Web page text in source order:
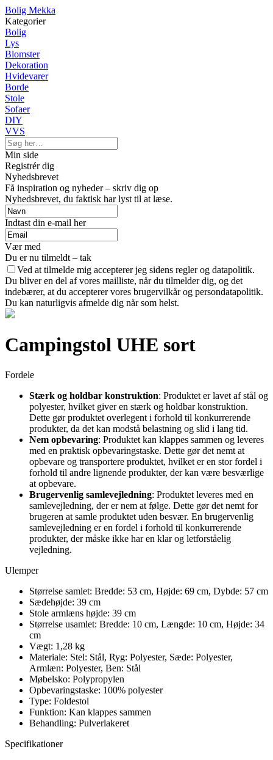
Bolig Mekka
Kategorier
Bolig
Lys
Blomster
Dekoration
Hvidevarer
Borde
Stole
Sofaer
DIY
VVS
Min side
Registrér dig
Nyhedsbrevet
Få inspiration og nyheder – skriv dig op
Nyhedsbrevet, du faktisk har lyst til at læse.
Indtast din e-mail her
Vær med
Du er nu tilmeldt – tak
Ved at tilmelde mig accepterer jeg sidens regler og datapolitik.
Du bliver en del af vores mailliste, når du tilmelder dig, og det
indebærer, at du accepterer vores brugervilkår og persondatapolitik.
Du kan naturligvis afmelde dig når som helst.
Campingstol UHE sort
Fordele
Stærk og holdbar konstruktion: Produktet er lavet af stål og
polyester, hvilket giver en stærk og holdbar konstruktion.
Dette gør produktet overlegent i forhold til konkurrerende
produkter, da det kan modstå belastning og slid i lang tid.
Nem opbevaring: Produktet kan klappes sammen og leveres
med en praktisk opbevaringstaske. Dette gør det nemt at
opbevare og transportere produktet, hvilket er en stor fordel i
forhold til andre lignende produkter, der kan være besværlige
at opbevare.
Brugervenlig samlevejledning: Produktet leveres med en
samlevejledning, der er nem at følge. Dette gør det nemt for
brugeren at samle produktet uden besvær. En brugervenlig
samlevejledning er en fordel i forhold til konkurrerende
produkter, der måske ikke har en klar og letforståelig
vejledning.
Ulemper
Størrelse samlet: Bredde: 53 cm, Højde: 69 cm, Dybde: 57 cm
Sædehøjde: 39 cm
Stole armlæns højde: 39 cm
Størrelse usamlet: Bredde: 10 cm, Længde: 10 cm, Højde: 34
cm
Vægt: 1,28 kg
Materiale: Stel: Stål, Ryg: Polyester, Sæde: Polyester,
Armlæn: Polyester, Ben: Stål
Møbelsko: Polypropylen
Opbevaringstaske: 100% polyester
Type: Foldestol
Funktion: Kan klappes sammen
Behandling: Pulverlakeret
Specifikationer